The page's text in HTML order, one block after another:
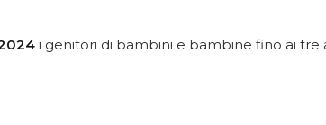
i genitori di bambini e bambine fino ai tre